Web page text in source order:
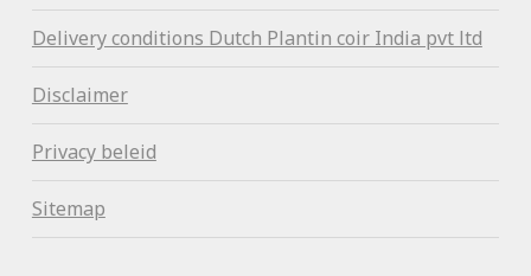
Delivery conditions Dutch Plantin coir India pvt ltd
Disclaimer
Privacy beleid
Sitemap